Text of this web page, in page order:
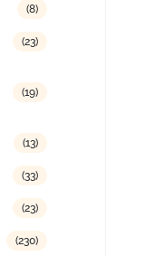
(8)
(23)
(19)
(13)
(33)
(23)
(230)